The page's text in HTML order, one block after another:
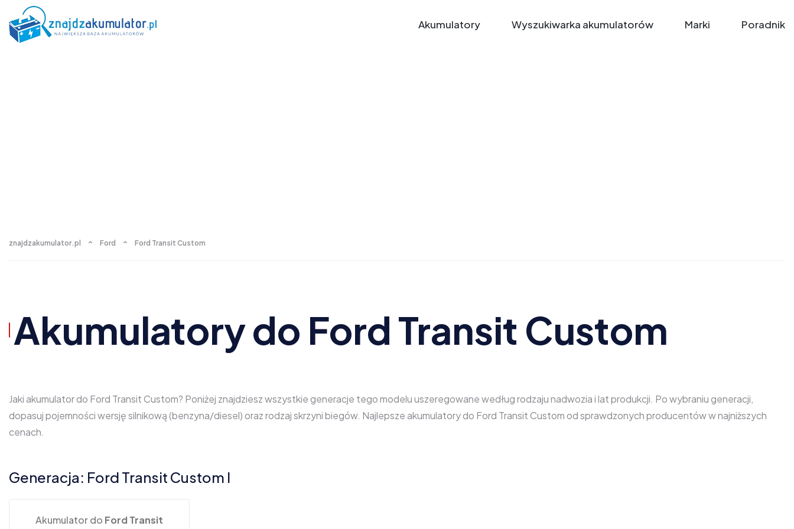
Akumulatory Wyszukiwarka akumulatorów Marki Poradnik
znajdzakumulator.pl Ford Ford Transit Custom
Akumulatory do Ford Transit Custom
Jaki akumulator do Ford Transit Custom? Poniżej znajdziesz wszystkie generacje tego modelu uszeregowane według rodzaju nadwozia i lat produkcji. Po wybraniu generacji,
dopasuj pojemności wersję silnikową (benzyna/diesel) oraz rodzaj skrzyni biegów. Najlepsze akumulatory do Ford Transit Custom od sprawdzonych producentów w najniższych
cenach.
Generacja: Ford Transit Custom I
Akumulator do Ford Transit